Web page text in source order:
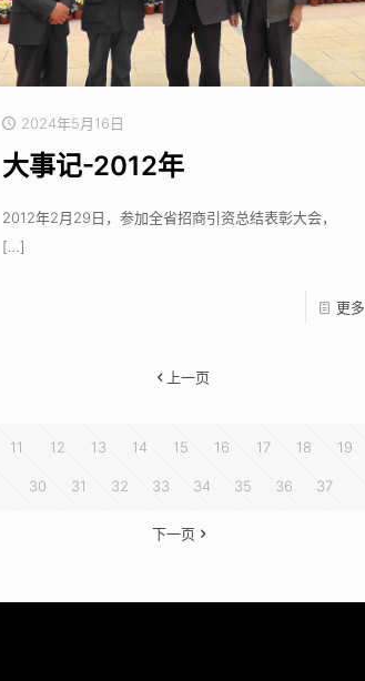
2024年5月16日
大事记-2012年
2012年2月29日，参加全省招商引资总结表彰大会，
[…]
更多
上一页
11 12 13 14 15 16 17 18 19
30 31 32 33 34 35 36 37
下一页